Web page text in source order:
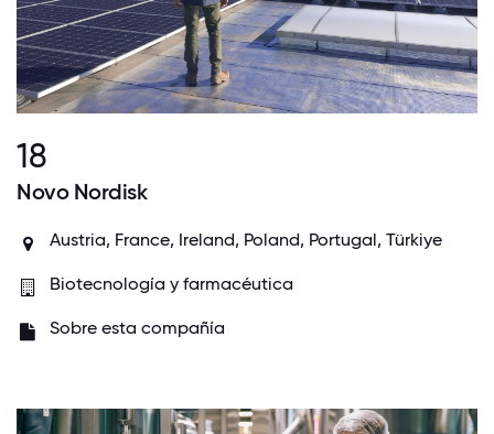
18
Novo Nordisk
Austria, France, Ireland, Poland, Portugal, Türkiye
Biotecnología y farmacéutica
Sobre esta compañía